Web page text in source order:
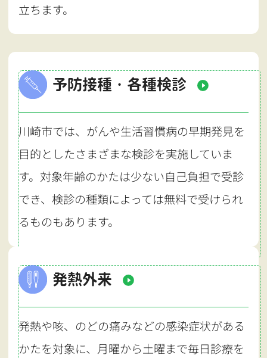
立ちます。
予防接種・各種検診
川崎市では、がんや生活習慣病の早期発見を
目的としたさまざまな検診を実施していま
す。対象年齢のかたは少ない自己負担で受診
でき、検診の種類によっては無料で受けられ
るものもあります。
発熱外来
発熱や咳、のどの痛みなどの感染症状がある
かたを対象に、月曜から土曜まで毎日診療を